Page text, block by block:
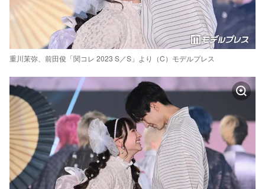
重川茉弥、前田俊「関コレ 2023 S／S」より（C）モデルプレス